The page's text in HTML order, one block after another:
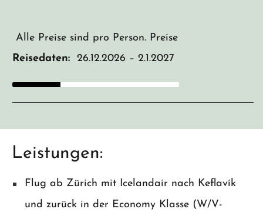
Alle Preise sind pro Person. Preise für mehrere
Reisedaten: 26.12.2026 – 2.1.2027
Leistungen:
Flug ab Zürich mit Icelandair nach Keflavík
und zurück in der Economy Klasse (W/V-